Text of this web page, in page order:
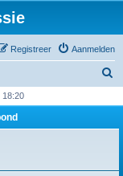
Aanmelden
Registreer
k
18:20